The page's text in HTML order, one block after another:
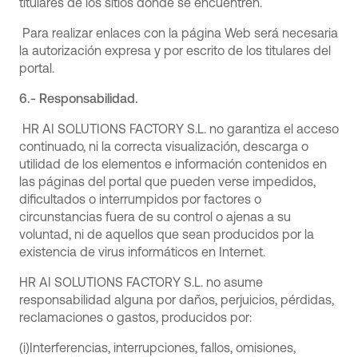
Para realizar enlaces con la página Web será necesaria
la autorización expresa y por escrito de los titulares del
portal.
6.- Responsabilidad.
HR AI SOLUTIONS FACTORY S.L. no garantiza el acceso
continuado, ni la correcta visualización, descarga o
utilidad de los elementos e información contenidos en
las páginas del portal que pueden verse impedidos,
dificultados o interrumpidos por factores o
circunstancias fuera de su control o ajenas a su
voluntad, ni de aquellos que sean producidos por la
existencia de virus informáticos en Internet.
HR AI SOLUTIONS FACTORY S.L. no asume
responsabilidad alguna por daños, perjuicios, pérdidas,
reclamaciones o gastos, producidos por:
(i)Interferencias, interrupciones, fallos, omisiones,